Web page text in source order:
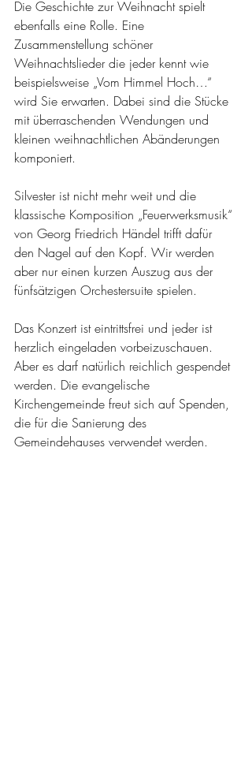
Die Geschichte zur Weihnacht spielt
ebenfalls eine Rolle. Eine
Zusammenstellung schöner
Weihnachtslieder die jeder kennt wie
beispielsweise „Vom Himmel Hoch…“
wird Sie erwarten. Dabei sind die Stücke
mit überraschenden Wendungen und
kleinen weihnachtlichen Abänderungen
komponiert.
Silvester ist nicht mehr weit und die
klassische Komposition „Feuerwerksmusik“
von Georg Friedrich Händel trifft dafür
den Nagel auf den Kopf. Wir werden
aber nur einen kurzen Auszug aus der
fünfsätzigen Orchestersuite spielen.
Das Konzert ist eintrittsfrei und jeder ist
herzlich eingeladen vorbeizuschauen.
Aber es darf natürlich reichlich gespendet
werden. Die evangelische
Kirchengemeinde freut sich auf Spenden,
die für die Sanierung des
Gemeindehauses verwendet werden.